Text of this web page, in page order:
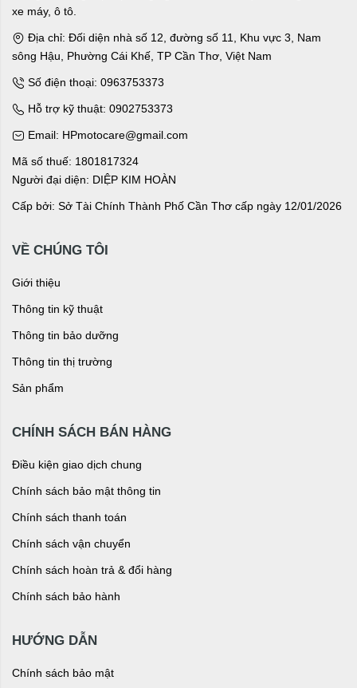
xe máy, ô tô.
Địa chỉ: Đối diện nhà số 12, đường số 11, Khu vực 3, Nam
sông Hậu, Phường Cái Khế, TP Cần Thơ, Việt Nam
Số điện thoại: 0963753373
Hỗ trợ kỹ thuật: 0902753373
Email: HPmotocare@gmail.com
Mã số thuế: 1801817324
Người đại diện: DIỆP KIM HOÀN
Cấp bởi: Sở Tài Chính Thành Phố Cần Thơ cấp ngày 12/01/2026
VỀ CHÚNG TÔI
Giới thiệu
Thông tin kỹ thuật
Thông tin bảo dưỡng
Thông tin thị trường
Sản phẩm
CHÍNH SÁCH BÁN HÀNG
Điều kiện giao dịch chung
Chính sách bảo mật thông tin
Chính sách thanh toán
Chính sách vận chuyển
Chính sách hoàn trả & đổi hàng
Chính sách bảo hành
HƯỚNG DẪN
Chính sách bảo mật